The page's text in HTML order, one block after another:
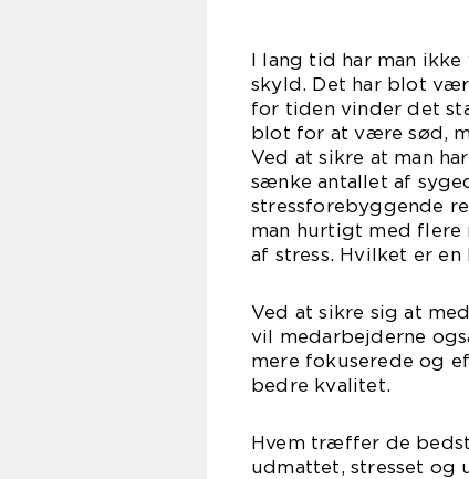
I lang tid har man
skyld. Det har blot
for tiden vinder det
blot for at være sød,
Ved at sikre at man
sænke antallet af
stressforebyggende
man hurtigt med flere
af stress. Hvilket er
Ved at sikre sig at
vil medarbejderne
mere fokuserede og
bedre kvalitet.
Hvem træffer de
udmattet, stresset og